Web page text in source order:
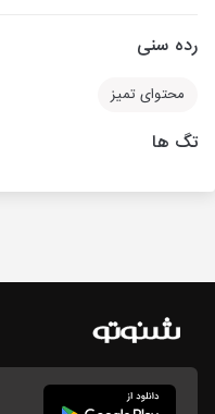
رده سنی
محتوای تمیز
تگ ها